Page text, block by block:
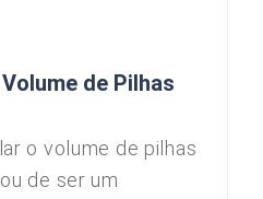
de Pilhas
o volume de pilhas
de ser um